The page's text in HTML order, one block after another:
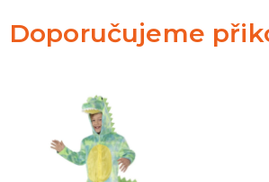
Doporučujeme